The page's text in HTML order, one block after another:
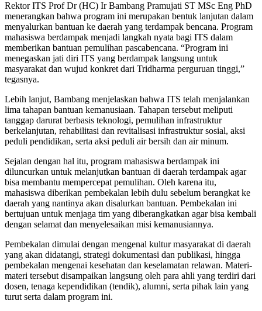
Rektor ITS Prof Dr (HC) Ir Bambang Pramujati ST MSc Eng PhD
menerangkan bahwa program ini merupakan bentuk lanjutan dalam
menyalurkan bantuan ke daerah yang terdampak bencana. Program
mahasiswa berdampak menjadi langkah nyata bagi ITS dalam
memberikan bantuan pemulihan pascabencana. “Program ini
menegaskan jati diri ITS yang berdampak langsung untuk
masyarakat dan wujud konkret dari Tridharma perguruan tinggi,”
tegasnya.
Lebih lanjut, Bambang menjelaskan bahwa ITS telah menjalankan
lima tahapan bantuan kemanusiaan. Tahapan tersebut meliputi
tanggap darurat berbasis teknologi, pemulihan infrastruktur
berkelanjutan, rehabilitasi dan revitalisasi infrastruktur sosial, aksi
peduli pendidikan, serta aksi peduli air bersih dan air minum.
Sejalan dengan hal itu, program mahasiswa berdampak ini
diluncurkan untuk melanjutkan bantuan di daerah terdampak agar
bisa membantu mempercepat pemulihan. Oleh karena itu,
mahasiswa diberikan pembekalan lebih dulu sebelum berangkat ke
daerah yang nantinya akan disalurkan bantuan. Pembekalan ini
bertujuan untuk menjaga tim yang diberangkatkan agar bisa kembali
dengan selamat dan menyelesaikan misi kemanusiannya.
Pembekalan dimulai dengan mengenal kultur masyarakat di daerah
yang akan didatangi, strategi dokumentasi dan publikasi, hingga
pembekalan mengenai kesehatan dan keselamatan relawan. Materi-
materi tersebut disampaikan langsung oleh para ahli yang terdiri dari
dosen, tenaga kependidikan (tendik), alumni, serta pihak lain yang
turut serta dalam program ini.